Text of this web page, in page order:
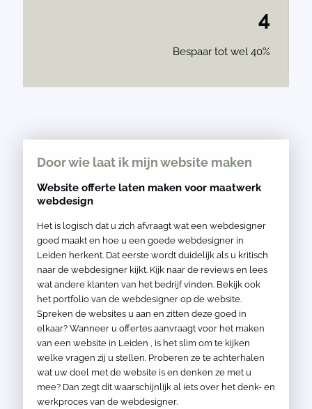
4
Bespaar tot wel 40%
Door wie laat ik mijn website maken
Website offerte laten maken voor maatwerk
webdesign
Het is logisch dat u zich afvraagt wat een webdesigner
goed maakt en hoe u een goede webdesigner in
Leiden herkent. Dat eerste wordt duidelijk als u kritisch
naar de webdesigner kijkt. Kijk naar de reviews en lees
wat andere klanten van het bedrijf vinden. Bekijk ook
het portfolio van de webdesigner op de website.
Spreken de websites u aan en zitten deze goed in
elkaar? Wanneer u offertes aanvraagt voor het maken
van een website in Leiden , is het slim om te kijken
welke vragen zij u stellen. Proberen ze te achterhalen
wat uw doel met de website is en denken ze met u
mee? Dan zegt dit waarschijnlijk al iets over het denk- en
werkproces van de webdesigner.